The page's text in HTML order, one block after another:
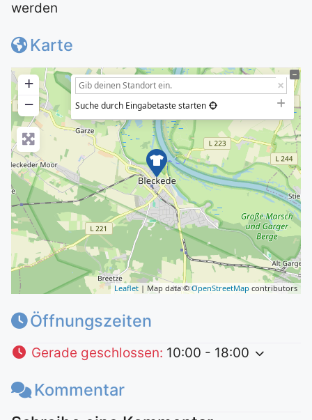
werden
Karte
+
−
Suche durch Eingabetaste starten
Leaflet | Map data ©OpenStreetMap contributors
Öffnungszeiten
Gerade geschlossen: 10:00 - 18:00
Kommentar